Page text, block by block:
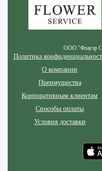
ООО "Флауэр
Политика
О компании
Преимущества
Корпоративным клиентам
Способы оплаты
Условия доставки